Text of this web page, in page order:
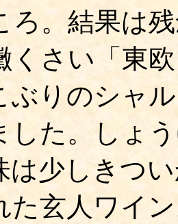
ろ。結果は
くさい「東
ぶりのシャ
した。しょ
は少しきつ
た玄人ワイ